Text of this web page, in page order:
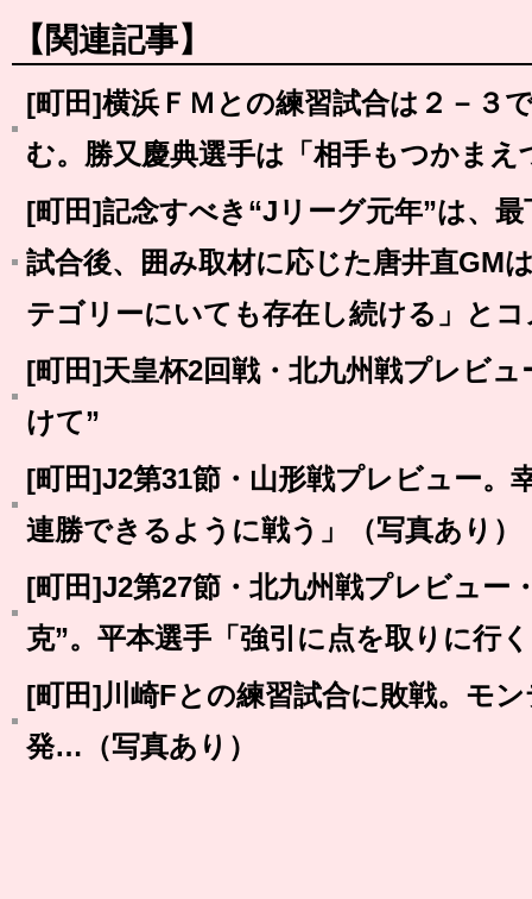
【関連記事】
[町田]横浜ＦＭとの練習試合は２－３
む。勝又慶典選手は「相手もつかま
[町田]記念すべき“Jリーグ元年”は、
試合後、囲み取材に応じた唐井直GM
テゴリーにいても存在し続ける」と
[町田]天皇杯2回戦・北九州戦プレビ
けて”
[町田]J2第31節・山形戦プレビュー。
連勝できるように戦う」（写真あり）
[町田]J2第27節・北九州戦プレビュー
克”。平本選手「強引に点を取りに行
[町田]川崎Fとの練習試合に敗戦。モ
発…（写真あり）